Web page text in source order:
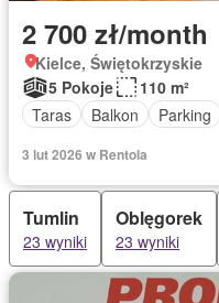
2 700 zł/month
Kielce, Świętokrzyskie
5 Pokoje
110 m²
Taras
Balkon Parking
3 lut 2026 w Rentola
Tumlin
23 wyniki
Oblęgorek
23 wyniki